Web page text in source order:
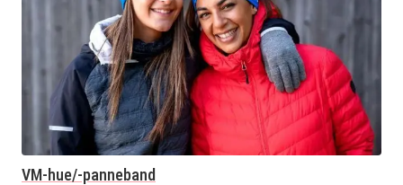
VM-hue/-panneband